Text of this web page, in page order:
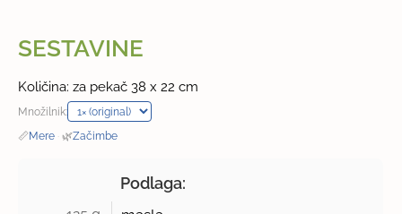
SESTAVINE
Količina: za pekač 38 x 22 cm
Množilnik:
📏Mere · 🌿Začimbe
Podlaga: